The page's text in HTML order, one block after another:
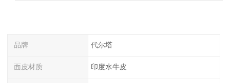
品牌 代尔塔
面皮材质 印度水牛皮